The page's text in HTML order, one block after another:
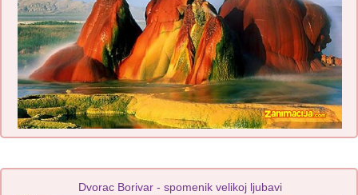
Dvorac Borivar - spomenik velikoj ljubavi